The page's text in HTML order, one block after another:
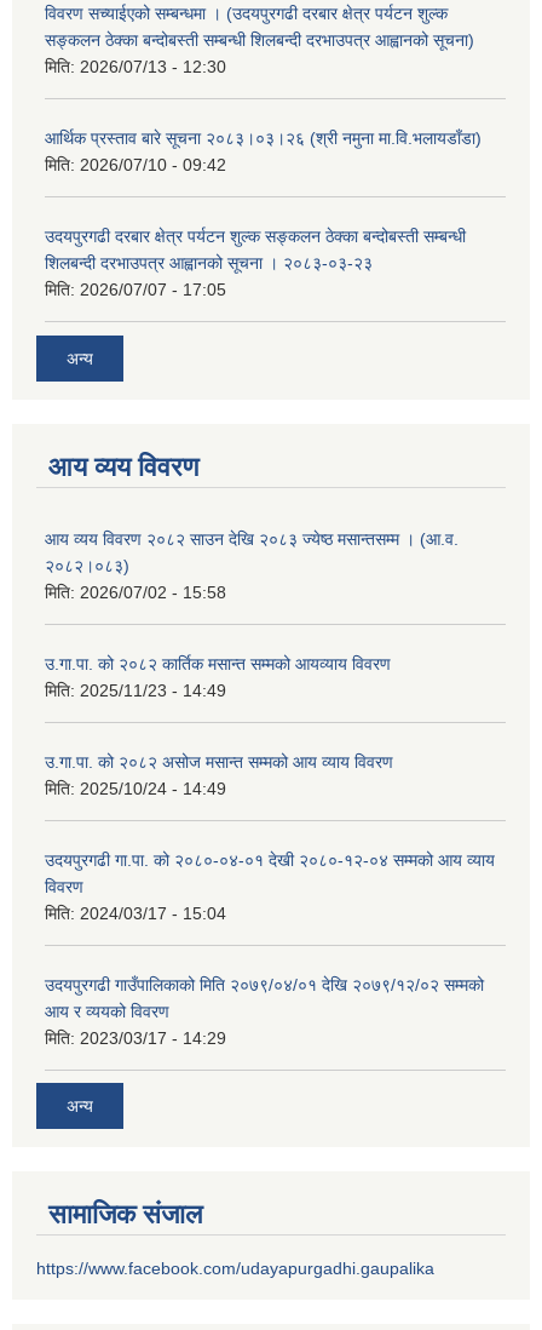
विवरण सच्याईएको सम्बन्धमा । (उदयपुरगढी दरबार क्षेत्र पर्यटन शुल्क
सङ्कलन ठेक्का बन्दोबस्ती सम्बन्धी शिलबन्दी दरभाउपत्र आह्वानको सूचना)
मिति: 2026/07/13 - 12:30
आर्थिक प्रस्ताव बारे सूचना २०८३।०३।२६ (श्री नमुना मा.वि.भलायडाँडा)
मिति: 2026/07/10 - 09:42
उदयपुरगढी दरबार क्षेत्र पर्यटन शुल्क सङ्कलन ठेक्का बन्दोबस्ती सम्बन्धी
शिलबन्दी दरभाउपत्र आह्वानको सूचना । २०८३-०३-२३
मिति: 2026/07/07 - 17:05
अन्य
आय व्यय विवरण
आय व्यय विवरण २०८२ साउन देखि २०८३ ज्येष्ठ मसान्तसम्म । (आ.व.
२०८२।०८३)
मिति: 2026/07/02 - 15:58
उ.गा.पा. को २०८२ कार्तिक मसान्त सम्मको आयव्याय विवरण
मिति: 2025/11/23 - 14:49
उ.गा.पा. को २०८२ असोज मसान्त सम्मको आय व्याय विवरण
मिति: 2025/10/24 - 14:49
उदयपुरगढी गा.पा. को २०८०-०४-०१ देखी २०८०-१२-०४ सम्मको आय व्याय
विवरण
मिति: 2024/03/17 - 15:04
उदयपुरगढी गाउँपालिकाको मिति २०७९/०४/०१ देखि २०७९/१२/०२ सम्मको
आय र व्ययको विवरण
मिति: 2023/03/17 - 14:29
अन्य
सामाजिक संजाल
https://www.facebook.com/udayapurgadhi.gaupalika